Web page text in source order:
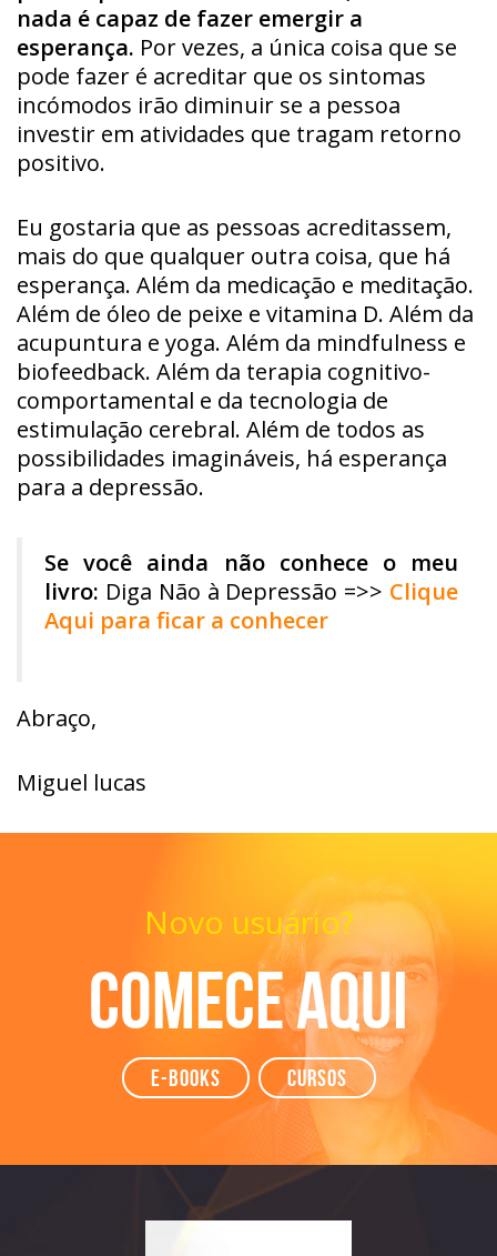
nada é capaz de fazer emergir a
esperança. Por vezes, a única coisa que se
pode fazer é acreditar que os sintomas
incómodos irão diminuir se a pessoa
investir em atividades que tragam retorno
positivo.
Eu gostaria que as pessoas acreditassem,
mais do que qualquer outra coisa, que há
esperança. Além da medicação e meditação.
Além de óleo de peixe e vitamina D. Além da
acupuntura e yoga. Além da mindfulness e
biofeedback. Além da terapia cognitivo-
comportamental e da tecnologia de
estimulação cerebral. Além de todos as
possibilidades imagináveis, há esperança
para a depressão.
Se você ainda não conhece o meu
livro: Diga Não à Depressão =>> Clique
Aqui para ficar a conhecer
Abraço,
Miguel lucas
Novo usuário?
Comece aqui
e-books Cursos